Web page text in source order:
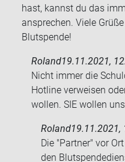
hast, kannst du das
ansprechen. Viele
Blutspende!
Roland19.11.2021,
Nicht immer die
Hot­line ver­wei­sen
wol­len. SIE wol­len
Roland19.11.2021,
Die "Part­ner" vor
den